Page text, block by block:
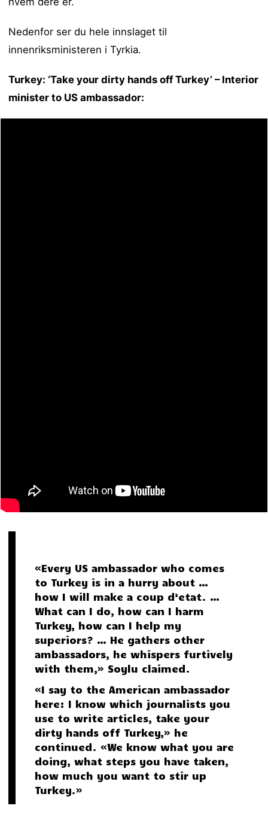
Nedenfor ser du hele innslaget til
innenriksministeren i Tyrkia.
Turkey: ‘Take your dirty hands off Turkey’ – Interior
minister to US ambassador:
«Every US ambassador who comes
to Turkey is in a hurry about …
how I will make a coup d’etat. …
What can I do, how can I harm
Turkey, how can I help my
superiors? … He gathers other
ambassadors, he whispers furtively
with them,» Soylu claimed.
«I say to the American ambassador
here: I know which journalists you
use to write articles, take your
dirty hands off Turkey,» he
continued. «We know what you are
doing, what steps you have taken,
how much you want to stir up
Turkey.»